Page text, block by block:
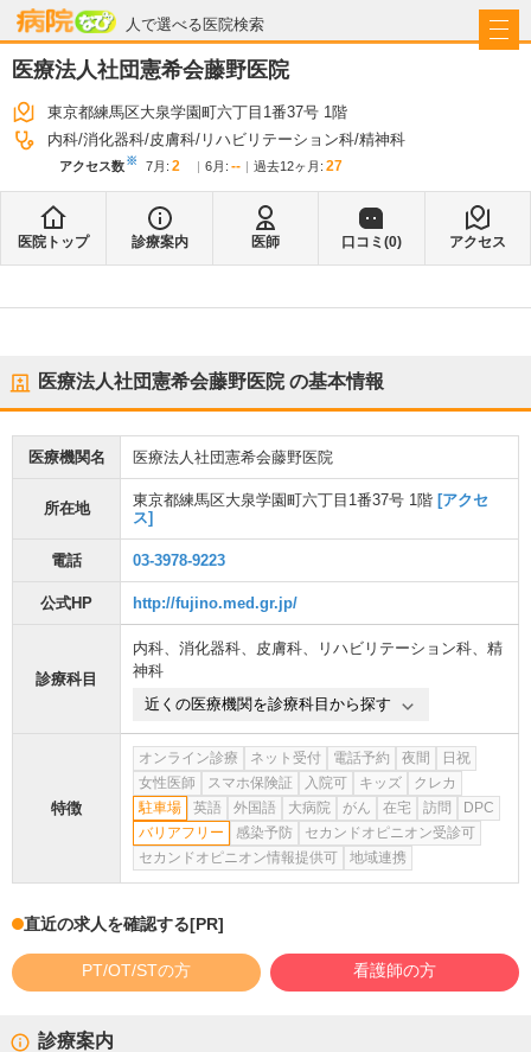
人で選べる医院検索
病院なび
医療法人社団憲希会藤野医院
東京都練馬区大泉学園町六丁目1番37号 1階
内科 消化器科 皮膚科 リハビリテーション科 精神科
アクセス数※ 7月 : 2 6月 : -- 過去12ヶ月: 27
医院トップ 診療案内 医師 口コミ(0) アクセス
医療法人社団憲希会藤野医院の基本情報
医療機関名 医療法人社団憲希会藤野医院
所在地 東京都練馬区大泉学園町六丁目1番37号 1階 [アクセ
ス]
電話 03-3978-9223
公式HP http://fujino.med.gr.jp/
診療科目
内科、 消化器科、 皮膚科、 リハビリテーション科、 精
神科
近くの医療機関を診療科目から探す
特徴
オンライン診療 ネット受付 電話予約 夜間
日祝
女性医師
スマホ保険証 入院可 キッズ
クレカ
駐車場
英語 外国語 大病院 がん 在宅 訪問
DPC
バリアフリー
感染予防
セカンドオピニオン受診可
セカンドオピニオン情報提供可
地域連携
直近の求人を確認する[PR]
PT/OT/STの方 看護師の方
診療案内